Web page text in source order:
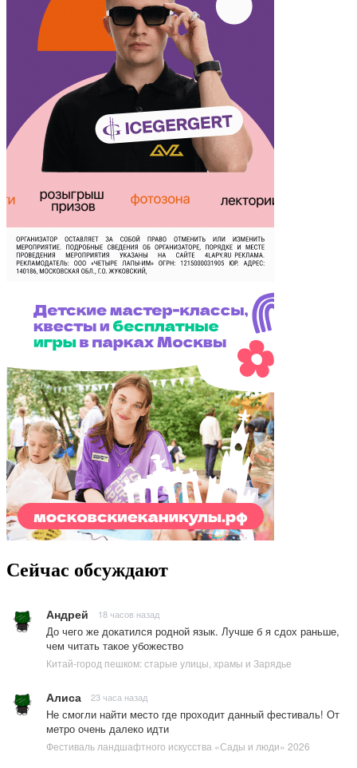
Сейчас обсуждают
Андрей 18 часов назад
До чего же докатился родной язык. Лучше б я сдох раньше,
чем читать такое убожество
Китай-город пешком: старые улицы, храмы и Зарядье
Алиса 23 часа назад
Не смогли найти место где проходит данный фестиваль! От
метро очень далеко идти
Фестиваль ландшафтного искусства «Сады и люди» 2026